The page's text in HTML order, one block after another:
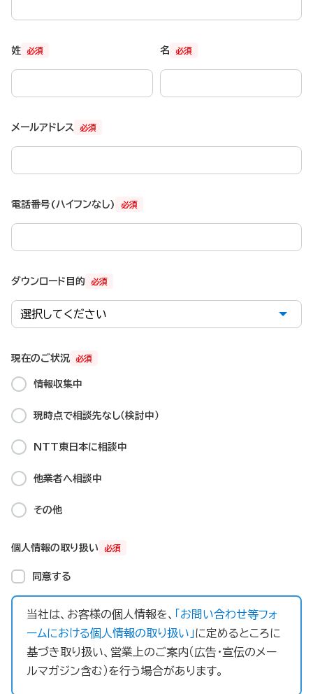
必須
姓 必須
名
必須
メールアドレス
必須
電話番号(ハイフンなし)
必須
ダウンロード目的
必須
現在のご状況
情報収集中
現時点で相談先なし（検討中）
NTT東日本に相談中​
他業者へ相談中
その他
必須
個人情報の取り扱い
同意する
当社は、お客様の個人情報を、 「お問い合わせ等フォ
ームにおける個人情報の取り扱い」に定めるところに
基づき取り扱い、営業上のご案内（広告・宣伝のメー
ルマガジン含む）を行う場合があります。